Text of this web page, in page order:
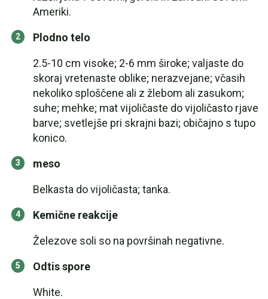
Ameriki.
Plodno telo
2.5-10 cm visoke; 2-6 mm široke; valjaste do
skoraj vretenaste oblike; nerazvejane; včasih
nekoliko sploščene ali z žlebom ali zasukom;
suhe; mehke; mat vijoličaste do vijoličasto rjave
barve; svetlejše pri skrajni bazi; običajno s tupo
konico.
meso
Belkasta do vijoličasta; tanka.
Kemične reakcije
Železove soli so na površinah negativne.
Odtis spore
White.